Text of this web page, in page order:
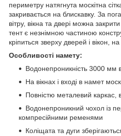
периметру натягнута москітна
закривається на блискавку. За
вітру, вікна та двері можна
тент є незнімною частиною
кріпиться зверху дверей і вікон,
Особливості намету:
Водонепроникність 3000 мм
На вікнах і вході в намет
Повністю металевий каркас,
Водонепроникний чохол із
компресійними ременями
Коліщата та дуги